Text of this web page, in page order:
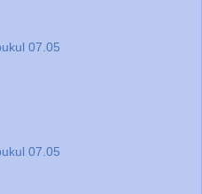
07.05
07.05